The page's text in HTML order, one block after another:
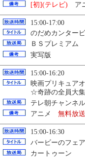
[初](テレビ) ア
15:00-17:00
のだめカンター
ＢＳプレミアム
実写版
15:00-16:20
映画プリキュア
☆奇跡の全員大
テレ朝チャンネ
アニメ 無料放送
15:00-16:30
バービーのフェ
カートゥーン